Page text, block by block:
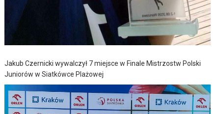
Jakub Czernicki wywalczył 7 miejsce w Finale Mistrzostw Polski
Juniorów w Siatkówce Plażowej